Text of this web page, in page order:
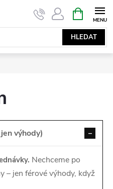
HLEDAT
NÁKUPNÍ
KOŠÍK
výhody) –
Nechceme po
– jen férové výhody, když